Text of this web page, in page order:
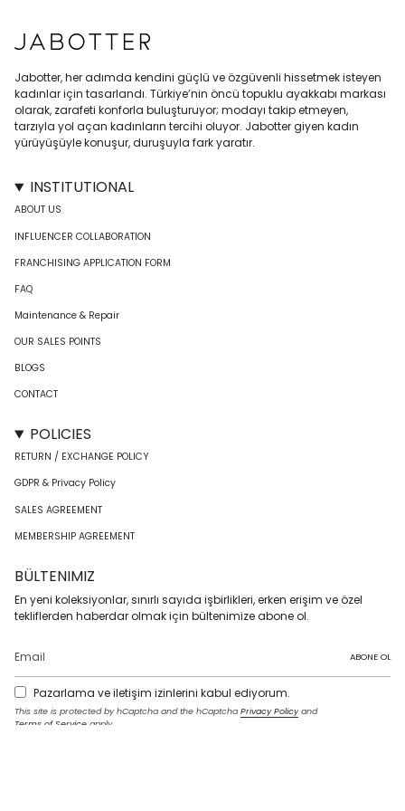
Jabotter, her adımda kendini güçlü ve özgüvenli hissetmek isteyen
kadınlar için tasarlandı. Türkiye’nin öncü topuklu ayakkabı markası
olarak, zarafeti konforla buluşturuyor; modayı takip etmeyen,
tarzıyla yol açan kadınların tercihi oluyor. Jabotter giyen kadın
yürüyüşüyle konuşur, duruşuyla fark yaratır.
INSTITUTIONAL
ABOUT US
INFLUENCER COLLABORATION
FRANCHISING APPLICATION FORM
FAQ
Maintenance & Repair
OUR SALES POINTS
BLOGS
CONTACT
POLICIES
RETURN / EXCHANGE POLICY
GDPR & Privacy Policy
SALES AGREEMENT
MEMBERSHIP AGREEMENT
BÜLTENIMIZ
En yeni koleksiyonlar, sınırlı sayıda işbirlikleri, erken erişim ve özel
tekliflerden haberdar olmak için bültenimize abone ol.
ABONE OL
Pazarlama ve iletişim izinlerini kabul ediyorum.
This site is protected by hCaptcha and the hCaptcha Privacy Policy and
Terms of Service apply.